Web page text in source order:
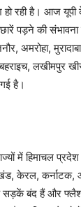
हो रही है। आज
पड़ने की संभावना
अमरोहा,
बहराइच,
है।
में हिमाचल प्रदेश
केरल,
सड़कें बंद हैं और